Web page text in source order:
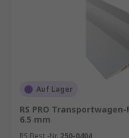
Auf Lager
RS PRO
6.5 mm
RS Best.-Nr. 250-0404